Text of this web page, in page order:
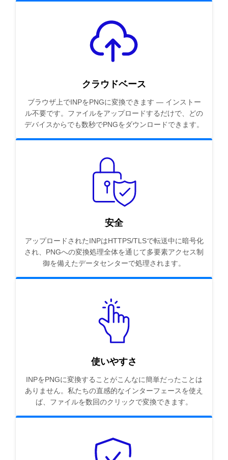
クラウドベース
ブラウザ上でINPをPNGに変換できます — インストー
ル不要です。ファイルをアップロードするだけで、どの
デバイスからでも数秒でPNGをダウンロードできます。
安全
アップロードされたINPはHTTPS/TLSで転送中に暗号化
され、PNGへの変換処理全体を通じて多要素アクセス制
御を備えたデータセンターで処理されます。
使いやすさ
INPをPNGに変換することがこんなに簡単だったことは
ありません。私たちの直感的なインターフェースを使え
ば、ファイルを数回のクリックで変換できます。